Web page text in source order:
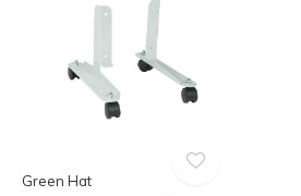
Green Hat